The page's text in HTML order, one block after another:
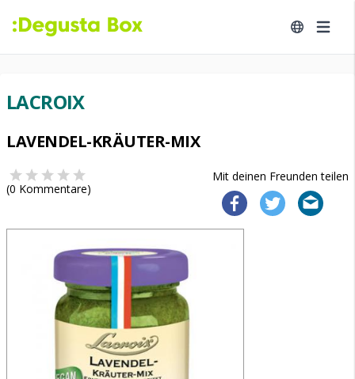
LACROIX
LAVENDEL-KRÄUTER-MIX
Mit deinen Freunden teilen
(0 Kommentare)